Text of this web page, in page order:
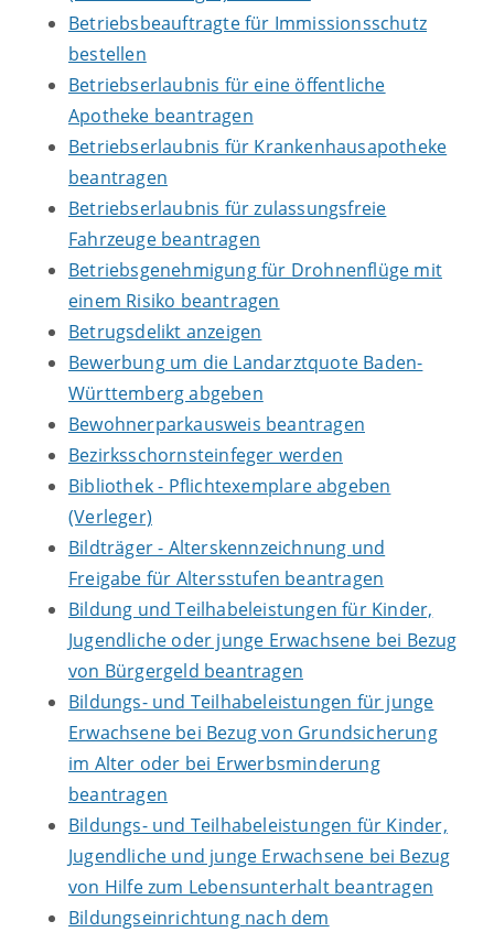
Betriebsbeauftragte für Immissionsschutz
bestellen
Betriebserlaubnis für eine öffentliche
Apotheke beantragen
Betriebserlaubnis für Krankenhausapotheke
beantragen
Betriebserlaubnis für zulassungsfreie
Fahrzeuge beantragen
Betriebsgenehmigung für Drohnenflüge mit
einem Risiko beantragen
Betrugsdelikt anzeigen
Bewerbung um die Landarztquote Baden-
Württemberg abgeben
Bewohnerparkausweis beantragen
Bezirksschornsteinfeger werden
Bibliothek - Pflichtexemplare abgeben
(Verleger)
Bildträger - Alterskennzeichnung und
Freigabe für Altersstufen beantragen
Bildung und Teilhabeleistungen für Kinder,
Jugendliche oder junge Erwachsene bei Bezug
von Bürgergeld beantragen
Bildungs- und Teilhabeleistungen für junge
Erwachsene bei Bezug von Grundsicherung
im Alter oder bei Erwerbsminderung
beantragen
Bildungs- und Teilhabeleistungen für Kinder,
Jugendliche und junge Erwachsene bei Bezug
von Hilfe zum Lebensunterhalt beantragen
Bildungseinrichtung nach dem